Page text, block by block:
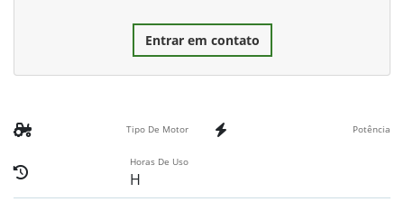
Entrar em contato
Tipo De Motor Potência
Horas De Uso
H